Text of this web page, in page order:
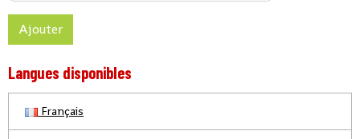
Ajouter
Langues disponibles
Français